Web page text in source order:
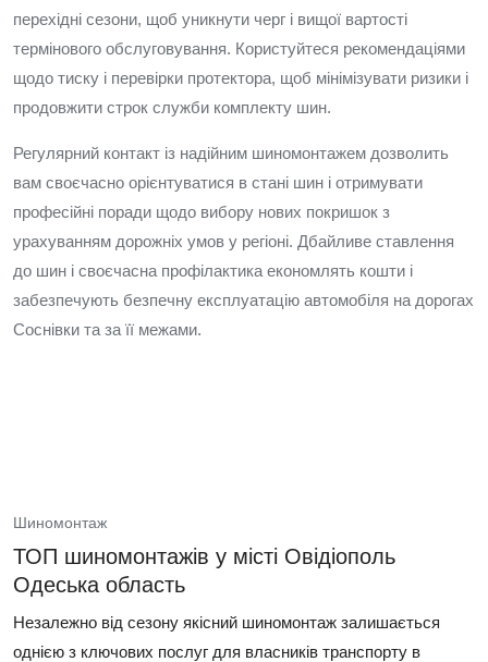
перехідні сезони, щоб уникнути черг і вищої вартості
термінового обслуговування. Користуйтеся рекомендаціями
щодо тиску і перевірки протектора, щоб мінімізувати ризики і
продовжити строк служби комплекту шин.
Регулярний контакт із надійним шиномонтажем дозволить
вам своєчасно орієнтуватися в стані шин і отримувати
професійні поради щодо вибору нових покришок з
урахуванням дорожніх умов у регіоні. Дбайливе ставлення
до шин і своєчасна профілактика економлять кошти і
забезпечують безпечну експлуатацію автомобіля на дорогах
Соснівки та за її межами.
Шиномонтаж
ТОП шиномонтажів у місті Овідіополь
Одеська область
Незалежно від сезону якісний шиномонтаж залишається
однією з ключових послуг для власників транспорту в